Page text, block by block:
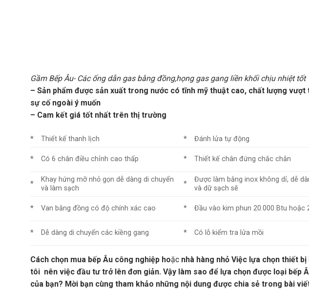
Gầm Bếp Âu- Các ống dẫn gas bằng đồng,họng gas gang liền khối chịu nhiệt tốt
– Sản phẩm được sản xuất trong nước có tĩnh mỹ thuật cao, chất lượng
sự cố ngoài ý muốn
– Cam kết giá tốt nhất trên thị trường
* Thiết kế thanh lịch * Đánh lửa tự động
* Có 6 chân điều chỉnh cao thấp * Thiết kế chân đứng chắc chắn
*
Khay hứng mỡ nhỏ gọn dễ dàng di chuyển
và làm sạch
*
Được làm bằng inox không dỉ, dễ
và dữ sạch sẽ
* Van bằng đồng có độ chính xác cao * Đầu vào kim phun 20.000 Btu hoặc
* Dễ dàng di chuyển các kiềng gang * Có lỗ kiểm tra lửa mồi
Cách chọn mua bếp Âu công nghiệp hoặc nhà hàng nhỏ Việc lựa chọn thiết
tôi nên việc đầu tư trở lên đơn giản. Vậy làm sao để lựa chọn được loại bếp
của bạn? Mời bạn cùng tham khảo những nội dung được chia sẻ trong bài